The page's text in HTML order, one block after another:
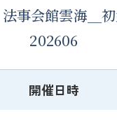
法事会館雲海＿初
202606
開催日時